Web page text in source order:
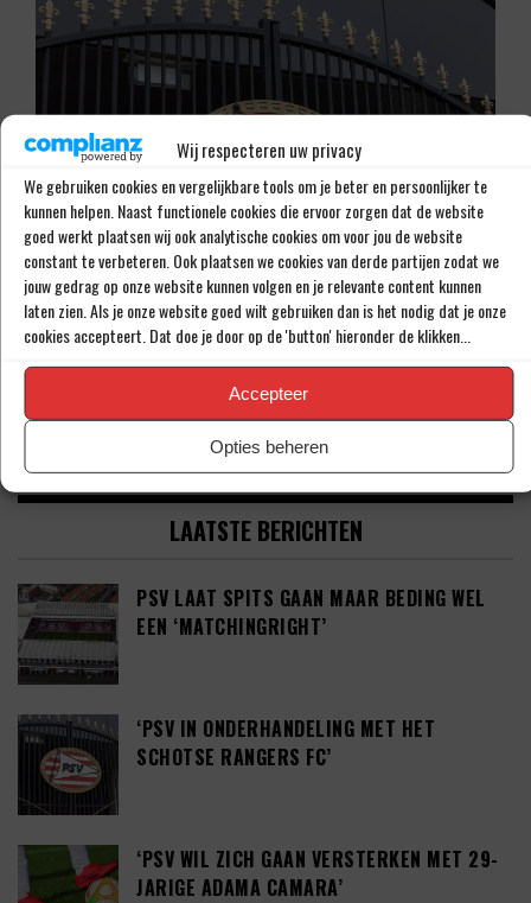
Wij respecteren uw privacy
We gebruiken cookies en vergelijkbare tools om je beter en persoonlijker te
kunnen helpen. Naast functionele cookies die ervoor zorgen dat de website
goed werkt plaatsen wij ook analytische cookies om voor jou de website
constant te verbeteren. Ook plaatsen we cookies van derde partijen zodat we
jouw gedrag op onze website kunnen volgen en je relevante content kunnen
laten zien. Als je onze website goed wilt gebruiken dan is het nodig dat je onze
cookies accepteert. Dat doe je door op de 'button' hieronder de klikken...
Accepteer
Opties beheren
TRANSFERGERUCHTEN
‘PSV WIL ZAKEN DOEN MET BAYERN MUNCHEN’
JULI 24, 2025
LAATSTE BERICHTEN
PSV LAAT SPITS GAAN MAAR BEDING WEL
EEN ‘MATCHINGRIGHT’
‘PSV IN ONDERHANDELING MET HET
SCHOTSE RANGERS FC’
‘PSV WIL ZICH GAAN VERSTERKEN MET 29-
JARIGE ADAMA CAMARA’